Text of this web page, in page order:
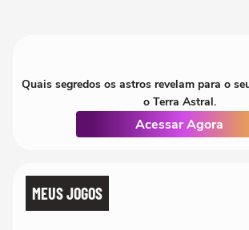
Quais segredos os astros revelam para o
o Terra Astral.
Acessar Agora
MEUS JOGOS